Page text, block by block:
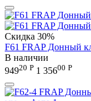
Скидка 30%
F61 FRAP Донный
В наличии
94920 Р 1 35600 Р